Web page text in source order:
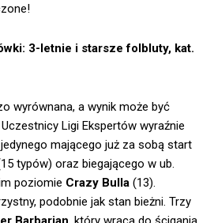
3-letnie i starsze folbluty, kat.
wyrównana, a wynik może być
Ligi Ekspertów wyraźnie
mającego już za sobą start
typów) oraz biegającego w ub.
poziomie Crazy Bulla (13).
podobnie jak stan bieżni. Trzy